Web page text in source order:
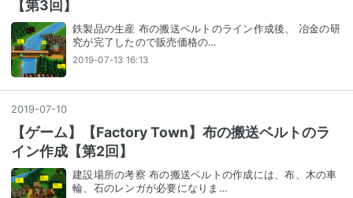
【第3回】
鉄製品の生産 布の搬送ベルトのライン作成後、 冶金の研
究が完了したので販売価格の…
2019-07-13 16:13
2019-07-10
【ゲーム】【Factory Town】布の搬送ベルトのラ
イン作成【第2回】
建設場所の考察 布の搬送ベルトの作成には、布、木の車
輪、石のレンガが必要になりま…